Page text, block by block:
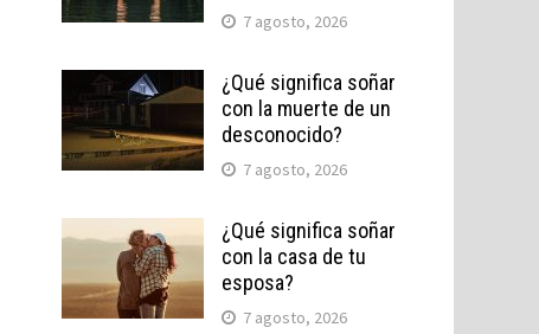
7 agosto, 2026
¿Qué significa soñar
con la muerte de un
desconocido?
7 agosto, 2026
¿Qué significa soñar
con la casa de tu
esposa?
7 agosto, 2026